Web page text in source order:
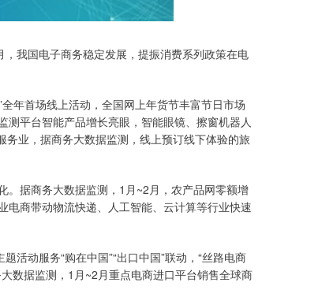
我国电子商务稳定发展，提振消费系列政策在电
年首场线上活动，全国网上年货节丰富节日市场
平台智能产品增长亮眼，智能眼镜、擦窗机器人
业，据商务大数据监测，线上预订线下体验的旅
。据商务大数据监测，1月~2月，农产品网零额增
商带动物流快递、人工智能、云计算等行业快速
活动服务“购在中国”“出口中国”联动，“丝路电商
数据监测，1月~2月重点电商进口平台销售全球商